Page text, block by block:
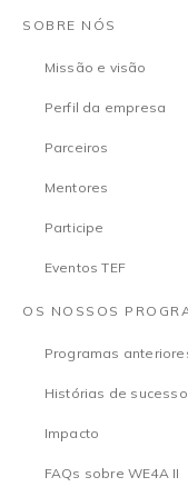
SOBRE NÓS
Missão e visão
Perfil da empresa
Parceiros
Mentores
Participe
Eventos TEF
OS NOSSOS
Programas
Histórias de
Impacto
FAQs sobre WE4A II